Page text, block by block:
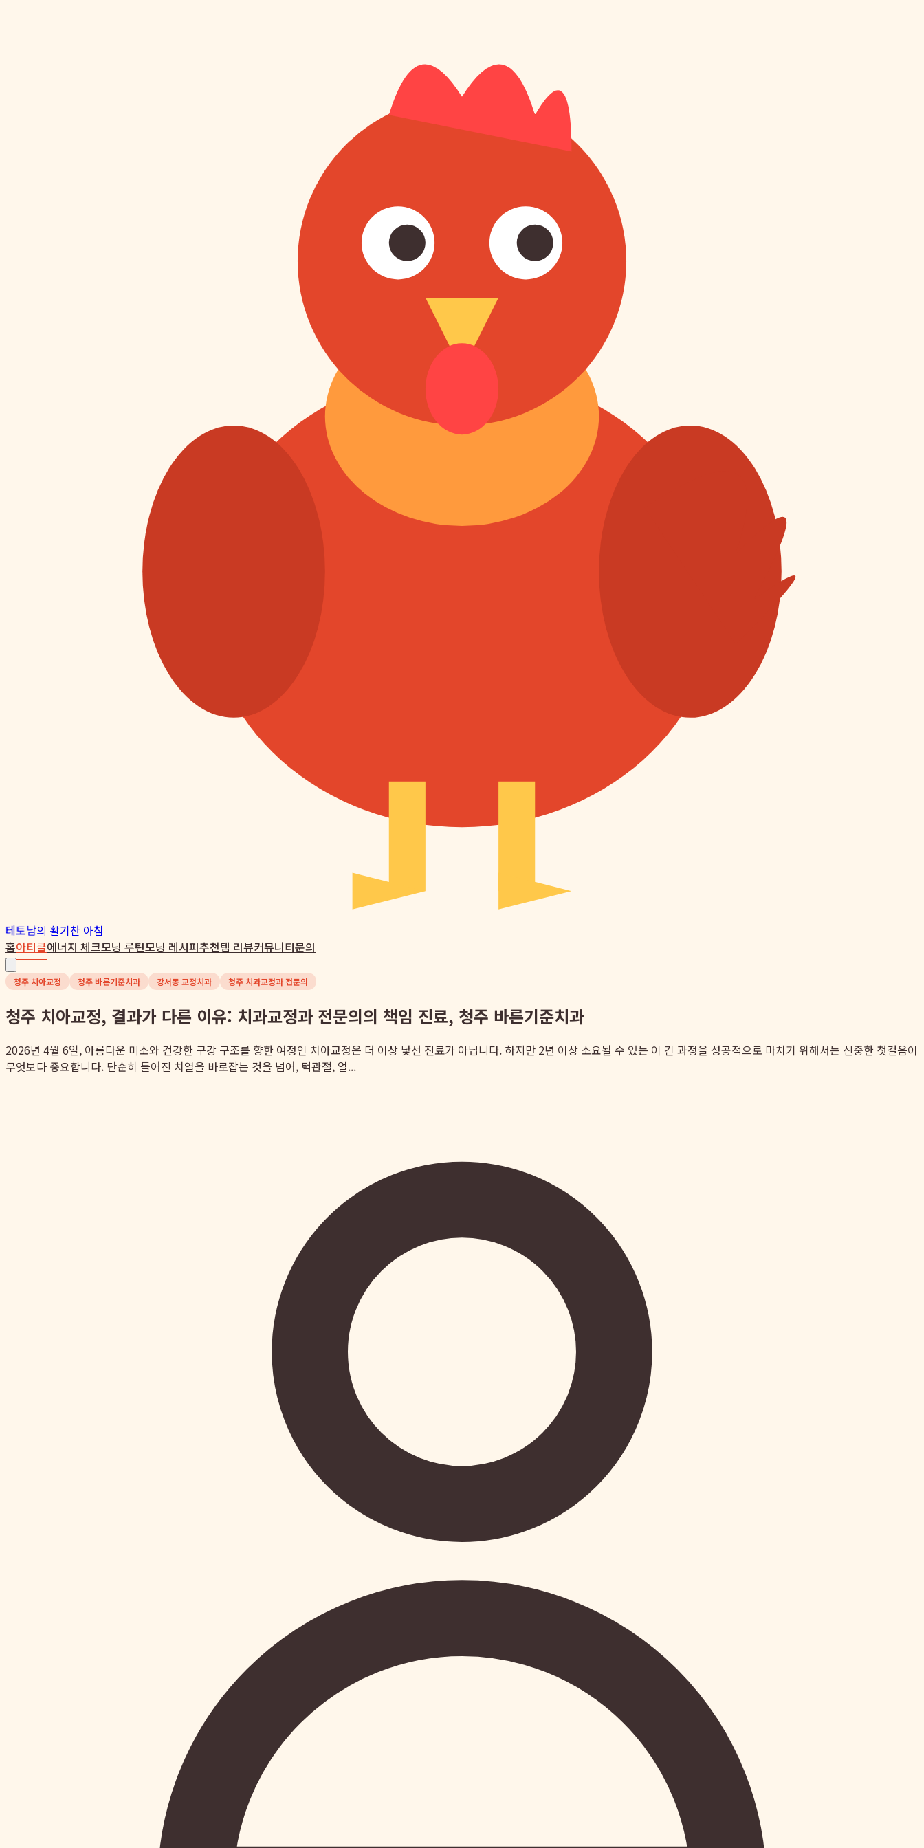
테토남의 활기찬 아침
홈아티클에너지 체크모닝 루틴모닝 레시피추천템 리뷰커뮤니티문의
청주 치아교정 청주 바른기준치과 강서동 교정치과 청주 치과교정과 전문의
청주 치아교정, 결과가 다른 이유: 치과교정과 전문의의 책임 진료, 청주 바른기준치과
2026년 4월 6일, 아름다운 미소와 건강한 구강 구조를 향한 여정인 치아교정은 더 이상 낯선 진료가 아닙니다. 하지만 2년 이상 소요될 수 있는 이 긴 과정을 성공적으로 마치기 위해서는 신중한 첫걸음이
무엇보다 중요합니다. 단순히 틀어진 치열을 바로잡는 것을 넘어, 턱관절, 얼...